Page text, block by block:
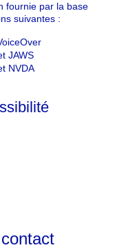
fournie par la base
suivantes :
JAWS
NVDA